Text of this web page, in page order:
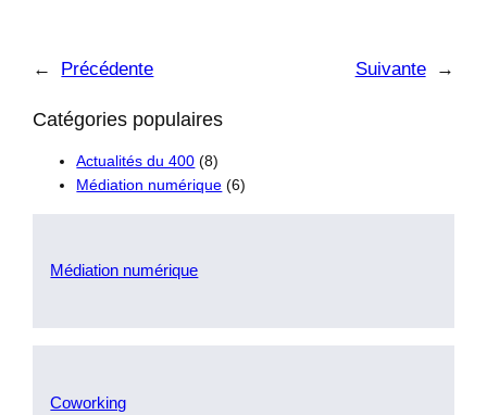
← Précédente Suivante →
Catégories populaires
Actualités du 400 (8)
Médiation numérique (6)
Médiation numérique
Coworking